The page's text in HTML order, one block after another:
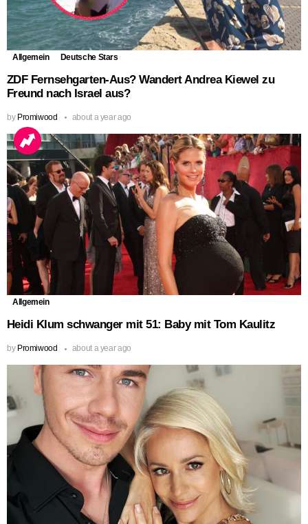
Allgemein Deutsche Stars
ZDF Fernsehgarten-Aus? Wandert Andrea Kiewel zu
Freund nach Israel aus?
by Promiwood about a year ago
Allgemein
Heidi Klum schwanger mit 51: Baby mit Tom Kaulitz
by Promiwood about a year ago